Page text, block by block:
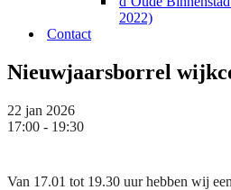
2022)
Contact
Nieuwjaarsborrel
22 jan 2026
17:00 - 19:30
Van 17.01 tot 19.30 uur hebben wij